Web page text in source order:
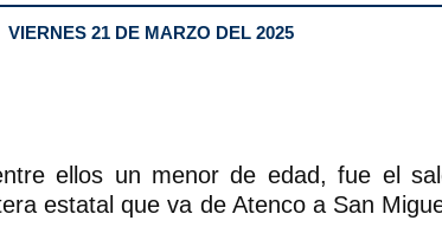
VIERNES 21 DE MARZO DEL 2025
ellos un menor de edad, fue el
estatal que va de Atenco a San